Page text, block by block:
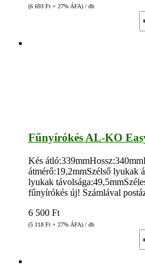
(6 693 Ft + 27% ÁFA) / db
Fűnyírókés AL-KO
Kés
átmérő:19,2mmSzélső lyukak
lyukak
fűnyírókés új! Számlával
6 500 Ft
(5 118 Ft + 27% ÁFA) / db